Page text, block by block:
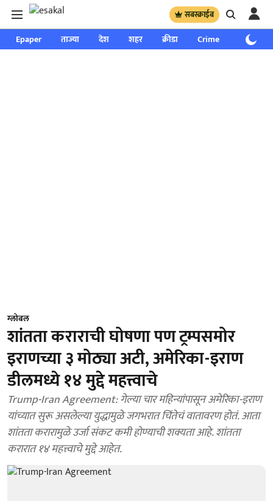
सबस्क्राईब
Epaper ताज्या देश शहर क्रीडा Crime साप्ताहिक
ग्लोबल
शांतता कराराची घोषणा पण ट्रम्पसमोर
इराणच्या ३ मोठ्या अटी, अमेरिका-इराण
डीलमध्ये १४ मुद्दे महत्त्वाचे
Trump-Iran Agreement: गेल्या चार महिन्यांपासून अमेरिका-इराण
यांच्यात सुरू असलेल्या युद्धामुळे जगभरात चिंतेचं वातावरण होतं. आता
शांतता करारामुळे उर्जा संकट कमी होण्याची शक्यता आहे. शांतता
करारात १४ महत्त्वाचे मुद्दे आहेत.